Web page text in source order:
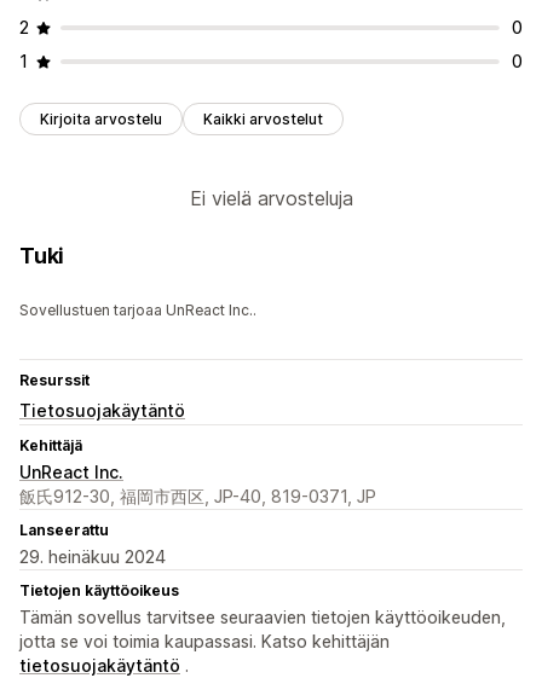
2
0
1
0
Kirjoita arvostelu Kaikki arvostelut
Ei vielä arvosteluja
Tuki
Sovellustuen tarjoaa UnReact Inc..
Resurssit
Tietosuojakäytäntö
Kehittäjä
UnReact Inc.
飯氏912-30, 福岡市西区, JP-40, 819-0371, JP
Lanseerattu
29. heinäkuu 2024
Tietojen käyttöoikeus
Tämän sovellus tarvitsee seuraavien tietojen käyttöoikeuden,
jotta se voi toimia kaupassasi. Katso kehittäjän
tietosuojakäytäntö .